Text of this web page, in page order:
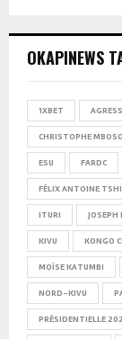
OKAPINEWS
1XBET
CHRISTOPHE MBOSO
ESU FARDC
FÉLIX ANTOINE
ITURI JOSEPH
KIVU KONGO
MOÏSE KATUMBI
NORD-KIVU
PRÉSIDENTIELLE